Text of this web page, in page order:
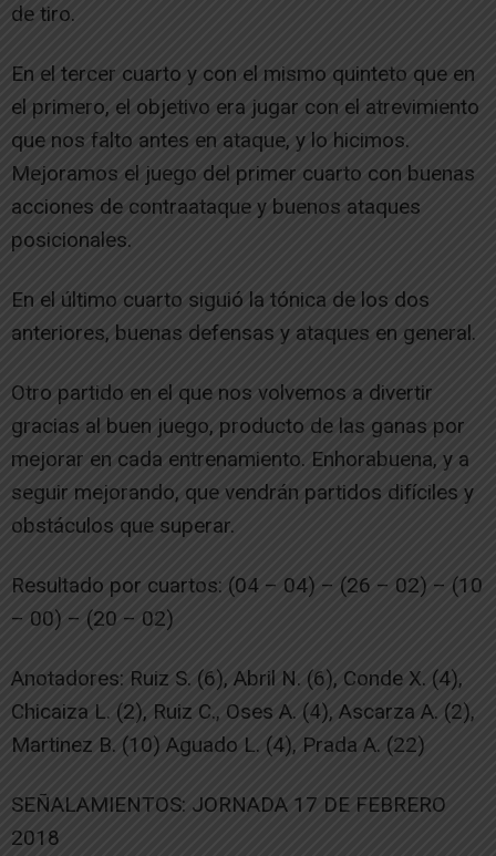
de tiro.
En el tercer cuarto y con el mismo quinteto que en
el primero, el objetivo era jugar con el atrevimiento
que nos falto antes en ataque, y lo hicimos.
Mejoramos el juego del primer cuarto con buenas
acciones de contraataque y buenos ataques
posicionales.
En el último cuarto siguió la tónica de los dos
anteriores, buenas defensas y ataques en general.
Otro partido en el que nos volvemos a divertir
gracias al buen juego, producto de las ganas por
mejorar en cada entrenamiento. Enhorabuena, y a
seguir mejorando, que vendrán partidos difíciles y
obstáculos que superar.
Resultado por cuartos: (04 – 04) – (26 – 02) – (10
– 00) – (20 – 02)
Anotadores: Ruiz S. (6), Abril N. (6), Conde X. (4),
Chicaiza L. (2), Ruiz C., Oses A. (4), Ascarza A. (2),
Martinez B. (10) Aguado L. (4), Prada A. (22)
SEÑALAMIENTOS: JORNADA 17 DE FEBRERO
2018